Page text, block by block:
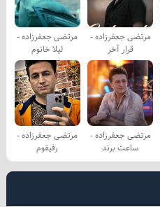
مرتضی جعفرزاده -
قرار آخر
مرتضی جعفرزاده -
لیلا خانوم
مرتضی جعفرزاده -
ساعت برند
مرتضی جعفرزاده -
رفیقوم